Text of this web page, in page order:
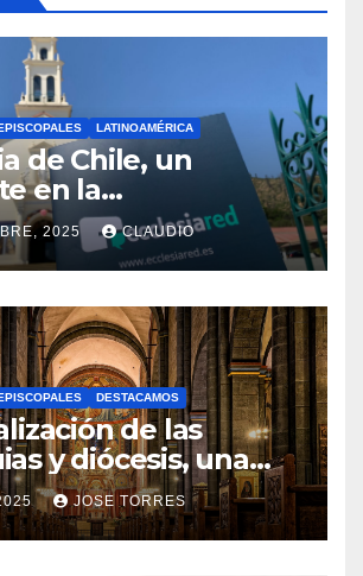
LATINOAMÉRICA
de Chile, un
en la
digital
Ecclesiared
2025 CLAUDIO
N
O
H
A
Y
C
O
M
DESTACAMOS
de las
y diócesis, una
ya para el futuro de
JOSE TORRES
N
O